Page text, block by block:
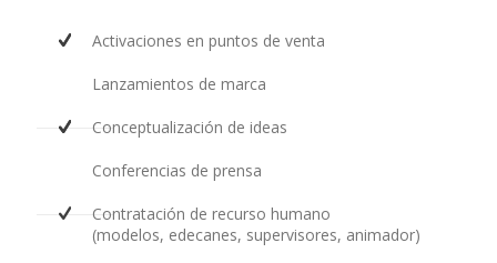
Activaciones en puntos de venta
Lanzamientos de marca
Conceptualización de ideas
Conferencias de prensa
Contratación de recurso humano
(modelos, edecanes, supervisores, animador)